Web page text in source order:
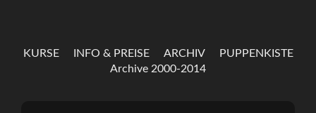
KURSE INFO & PREISE ARCHIV
PUPPENKISTE
Archive 2000-2014